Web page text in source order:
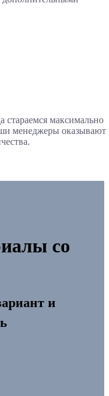
стараемся максимально
менеджеры оказывают
со
и